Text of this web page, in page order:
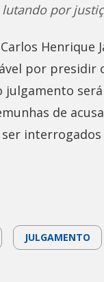
por
Henrique
por presidir
julgamento
de
JULGAMENTO